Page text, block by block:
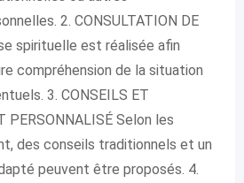
2. CONSULTATION DE
spirituelle est réalisée afin
compréhension de la situation
3. CONSEILS ET
PERSONNALISÉ Selon les
des conseils traditionnels et un
peuvent être proposés. 4.